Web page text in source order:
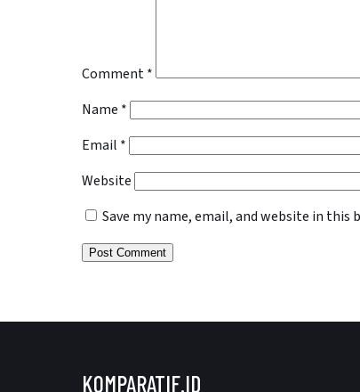
Comment*
Name *
Email *
Website
Save my name, email, and website in
KOMPARATIF.ID